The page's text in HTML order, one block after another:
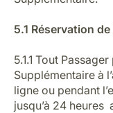
5.1 Réservation
5.1.1 Tout
Supplémentaire à
ligne ou pendant
jusqu’à 24 heures